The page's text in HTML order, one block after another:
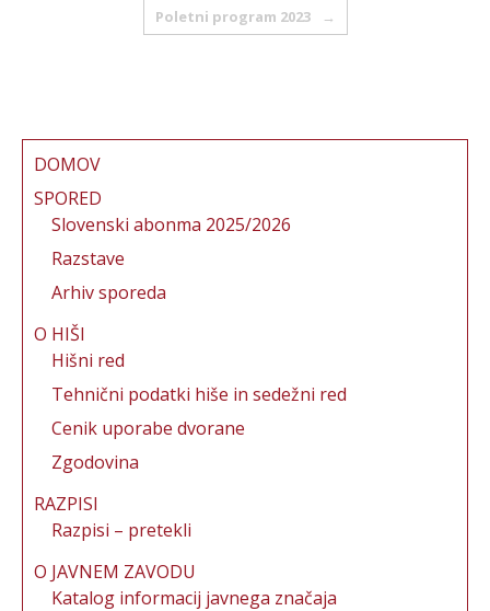
Poletni program 2023 →
DOMOV
SPORED
Slovenski abonma 2025/2026
Razstave
Arhiv sporeda
O HIŠI
Hišni red
Tehnični podatki hiše in sedežni red
Cenik uporabe dvorane
Zgodovina
RAZPISI
Razpisi – pretekli
O JAVNEM ZAVODU
Katalog informacij javnega značaja